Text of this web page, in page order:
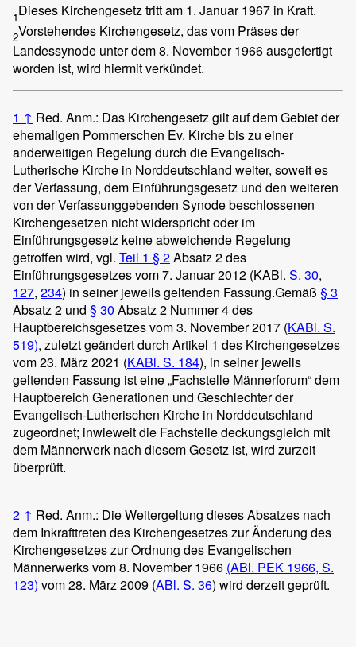
1Dieses Kirchengesetz tritt am 1. Januar 1967 in Kraft.
2Vorstehendes Kirchengesetz, das vom Präses der
Landessynode unter dem 8. November 1966 ausgefertigt
worden ist, wird hiermit verkündet.
1 ↑ Red. Anm.: Das Kirchengesetz gilt auf dem Gebiet der
ehemaligen Pommerschen Ev. Kirche bis zu einer
anderweitigen Regelung durch die Evangelisch-
Lutherische Kirche in Norddeutschland weiter, soweit es
der Verfassung, dem Einführungsgesetz und den weiteren
von der Verfassunggebenden Synode beschlossenen
Kirchengesetzen nicht widerspricht oder im
Einführungsgesetz keine abweichende Regelung
getroffen wird, vgl. Teil 1 § 2Absatz 2 des
Einführungsgesetzes vom 7. Januar 2012 (KABl. S. 30,
127, 234) in seiner jeweils geltenden Fassung.Gemäß § 3
Absatz 2 und § 30 Absatz 2 Nummer 4 des
Hauptbereichsgesetzes vom 3. November 2017 (KABl. S.
519), zuletzt geändert durch Artikel 1 des Kirchengesetzes
vom 23. März 2021 (KABl. S. 184), in seiner jeweils
geltenden Fassung ist eine „Fachstelle Männerforum“ dem
Hauptbereich Generationen und Geschlechter der
Evangelisch-Lutherischen Kirche in Norddeutschland
zugeordnet; inwieweit die Fachstelle deckungsgleich mit
dem Männerwerk nach diesem Gesetz ist, wird zurzeit
überprüft.
2 ↑ Red. Anm.: Die Weitergeltung dieses Absatzes nach
dem Inkrafttreten des Kirchengesetzes zur Änderung des
Kirchengesetzes zur Ordnung des Evangelischen
Männerwerks vom 8. November 1966 (ABl. PEK 1966, S.
123) vom 28. März 2009 (ABl. S. 36) wird derzeit geprüft.